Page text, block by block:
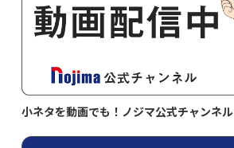
小ネタを動画でも！ノジマ公式チャンネル